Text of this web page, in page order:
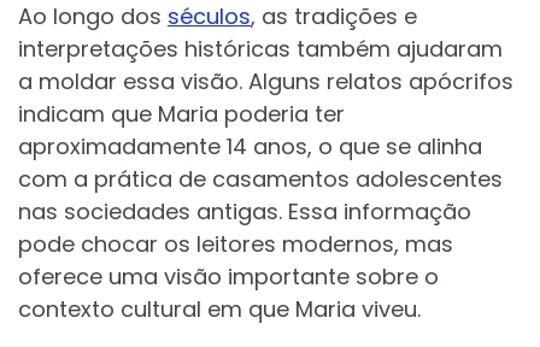
Ao longo dos séculos, as tradições e
interpretações históricas também ajudaram
a moldar essa visão. Alguns relatos apócrifos
indicam que Maria poderia ter
aproximadamente 14 anos, o que se alinha
com a prática de casamentos adolescentes
nas sociedades antigas. Essa informação
pode chocar os leitores modernos, mas
oferece uma visão importante sobre o
contexto cultural em que Maria viveu.